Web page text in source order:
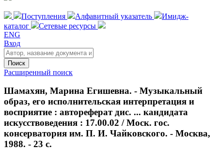
Поступления Алфавитный указатель
Имидж-
каталог
Сетевые ресурсы
ENG
Вход
Поиск
Расширенный поиск
Шамахян, Марина Егишевна. - Музыкальный
образ, его исполнительская интерпретация и
восприятие : автореферат дис. ... кандидата
искусствоведения : 17.00.02 / Моск. гос.
консерватория им. П. И. Чайковского. - Москва,
1988. - 23 с.